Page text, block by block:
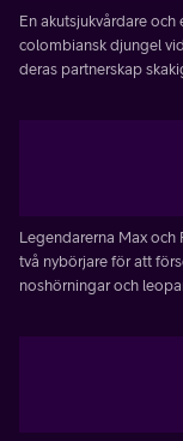
En akutsjukvårdare
colombiansk djungel
deras partnerskap
Legendarerna Max och
två nybörjare för att
noshörningar och